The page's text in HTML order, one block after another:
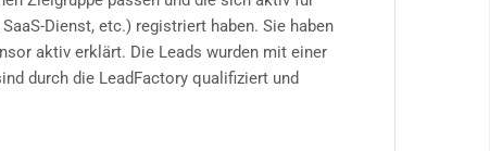
Dienst, etc.) registriert haben. Sie haben
aktiv erklärt. Die Leads wurden mit einer
durch die LeadFactory qualifiziert und